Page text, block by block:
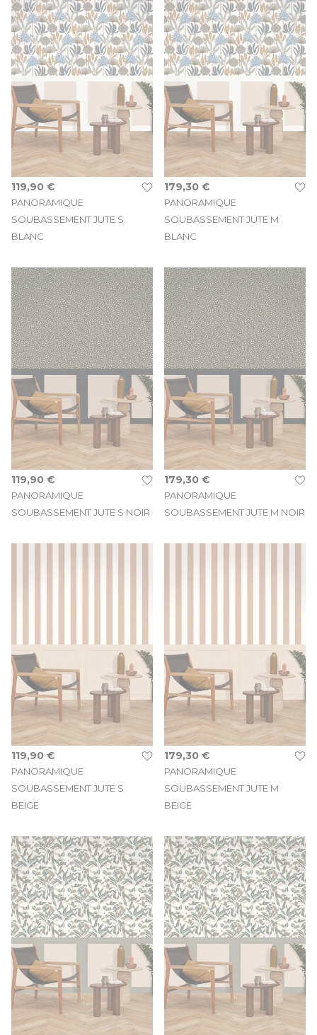
PANORAMIQUE
SOUBASSEMENT JUTE S
BLANC
119,90 €
PANORAMIQUE
SOUBASSEMENT JUTE M
BLANC
179,30 €
PANORAMIQUE
SOUBASSEMENT JUTE S NOIR
119,90 €
PANORAMIQUE
SOUBASSEMENT JUTE M NOIR
179,30 €
PANORAMIQUE
SOUBASSEMENT JUTE S
BEIGE
119,90 €
PANORAMIQUE
SOUBASSEMENT JUTE M
BEIGE
179,30 €